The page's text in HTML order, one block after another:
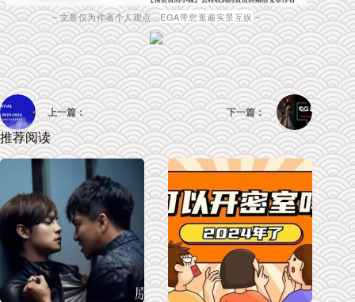
– 文章仅为作者个人观点，EGA带您逛遍实景互娱–
上一篇： 下一篇：
推荐阅读